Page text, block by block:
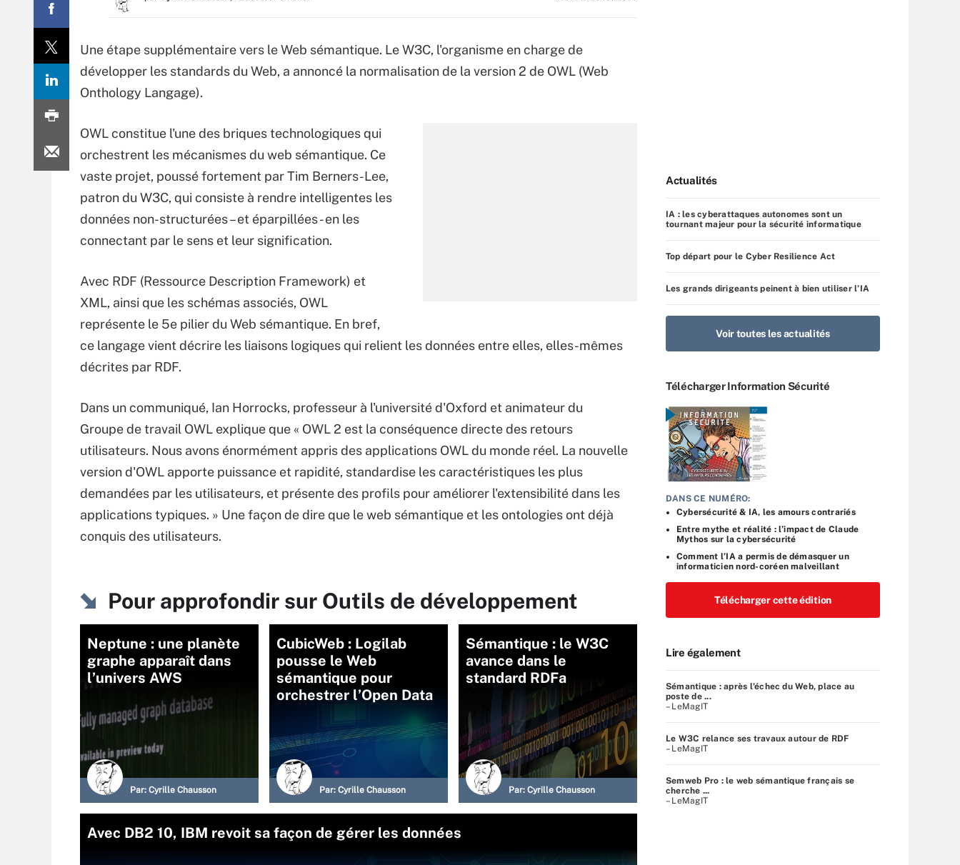
Une étape supplémentaire vers le Web sémantique. Le W3C, l'organisme en charge de
développer les standards du Web, a annoncé la normalisation de la version 2 de OWL (Web
Onthology Langage).
OWL constitue l'une des briques technologiques qui
orchestrent les mécanismes du web sémantique. Ce
vaste projet, poussé fortement par Tim Berners-Lee,
patron du W3C, qui consiste à rendre intelligentes les
données non-structurées – et éparpillées - en les
connectant par le sens et leur signification.
Avec RDF (Ressource Description Framework) et
XML, ainsi que les schémas associés, OWL
représente le 5e pilier du Web sémantique. En bref,
ce langage vient décrire les liaisons logiques qui relient les données entre elles, elles-mêmes
décrites par RDF.
Dans un communiqué, Ian Horrocks, professeur à l'université d'Oxford et animateur du
Groupe de travail OWL explique que « OWL 2 est la conséquence directe des retours
utilisateurs. Nous avons énormément appris des applications OWL du monde réel. La nouvelle
version d'OWL apporte puissance et rapidité, standardise les caractéristiques les plus
demandées par les utilisateurs, et présente des profils pour améliorer l'extensibilité dans les
applications typiques. » Une façon de dire que le web sémantique et les ontologies ont déjà
conquis des utilisateurs.
Pour approfondir sur Outils de développement
Neptune : une planète
graphe apparaît dans
l’univers AWS
Par: Cyrille Chausson
CubicWeb : Logilab
pousse le Web
sémantique pour
orchestrer l’Open Data
Par: Cyrille Chausson
Sémantique : le W3C
avance dans le
standard RDFa
Par: Cyrille Chausson
Avec DB2 10, IBM revoit sa façon de gérer les données
Actualités
IA : les cyberattaques autonomes sont un
tournant majeur pour la sécurité informatique
Top départ pour le Cyber Resilience Act
Les grands dirigeants peinent à bien utiliser l’IA
Voir toutes les actualités
Télécharger Information Sécurité
DANS CE NUMÉRO:
Cybersécurité & IA, les amours contrariés
Entre mythe et réalité : l’impact de Claude
Mythos sur la cybersécurité
Comment l’IA a permis de démasquer un
informaticien nord-coréen malveillant
Télécharger cette édition
Lire également
Sémantique : après l'échec du Web, place au
poste de ...
– LeMagIT
Le W3C relance ses travaux autour de RDF
– LeMagIT
Semweb Pro : le web sémantique français se
cherche ...
– LeMagIT